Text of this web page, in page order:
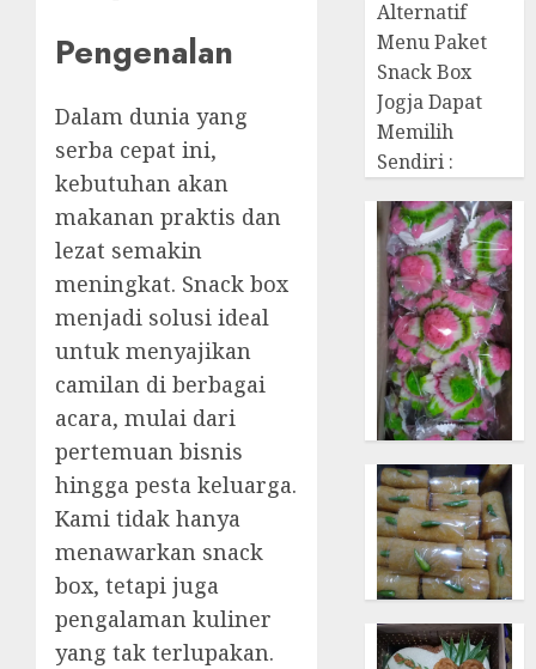
Pengenalan
Dalam dunia yang
serba cepat ini,
kebutuhan akan
makanan praktis dan
lezat semakin
meningkat. Snack box
menjadi solusi ideal
untuk menyajikan
camilan di berbagai
acara, mulai dari
pertemuan bisnis
hingga pesta keluarga.
Kami tidak hanya
menawarkan snack
box, tetapi juga
pengalaman kuliner
yang tak terlupakan.
Alternatif
Menu Paket
Snack Box
Jogja Dapat
Memilih
Sendiri :